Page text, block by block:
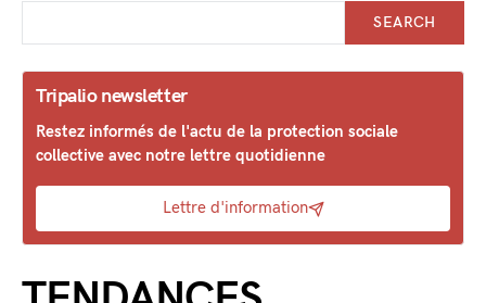
SEARCH
Tripalio newsletter
Restez informés de l'actu de la protection sociale
collective avec notre lettre quotidienne
Lettre d'information